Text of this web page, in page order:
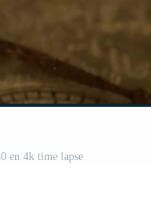
en 4k time lapse